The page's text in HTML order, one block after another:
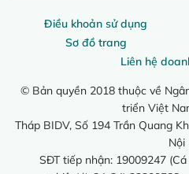
Điều khoản sử dụng
Sơ đồ trang
Liên hệ
© Bản quyền 2018 thuộc về
triển Việt
Tháp BIDV, Số 194 Trần Quang
Nội
SĐT tiếp nhận: 19009247